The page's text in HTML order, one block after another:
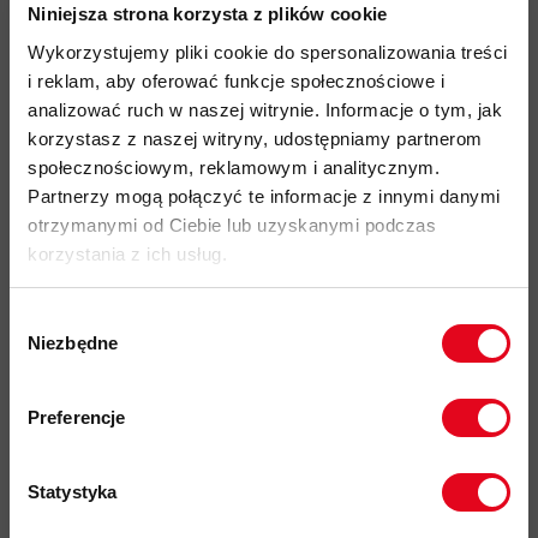
Niniejsza strona korzysta z plików cookie
Wykorzystujemy pliki cookie do spersonalizowania treści
i reklam, aby oferować funkcje społecznościowe i
analizować ruch w naszej witrynie. Informacje o tym, jak
korzystasz z naszej witryny, udostępniamy partnerom
społecznościowym, reklamowym i analitycznym.
Partnerzy mogą połączyć te informacje z innymi danymi
otrzymanymi od Ciebie lub uzyskanymi podczas
korzystania z ich usług.
zgody
Niezbędne
Preferencje
Statystyka
wykonane w 100% z poliestru pochodzącego z recyklingu
materiał barwiony przy użyciu zrównoważonego
ekologicznie procesu "solution dyed", który pozwala na
znaczne zmniejszeniezużycia H2Oorazemisji CO 2w
procesie produkcji materiału oraz zwiększenie trwałości
koloru
technologia MAMMUT High Reach Technology
zapewniająca nieograniczoną swobodę ruchów podczas
wspinaczki i unoszenia rąk
płaszczyźnie
pionowej oraz poziomej nawet w rękawiczkach dzięki
2-wózkowy, wodoodporny, frontowy zamek YKK
2 boczne kieszenie z wodoopornymi zamkami YKK,
odbierz